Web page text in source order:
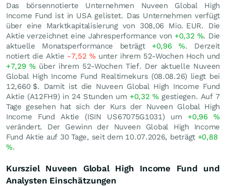
Das börsennotierte Unternehmen Nuveen Global High
Income Fund ist in USA gelistet. Das Unternehmen verfügt
über eine Marktkapitalisierung von 308,06 Mio. EUR. Die
Aktie verzeichnet eine Jahresperformance von +0,32 %. Die
aktuelle Monatsperformance beträgt +0,96%. Derzeit
notiert die Aktie -7,52 %unter ihrem 52-Wochen Hoch und
+7,29%über ihrem 52-Wochen Tief. Der aktuelle Nuveen
Global High Income Fund Realtimekurs (08.08.26) liegt bei
12,660 $. Damit ist die Nuveen Global High Income Fund
Aktie (A12FH9) in 24 Stunden um +0,32%gestiegen. Auf 7
Tage gesehen hat sich der Kurs der Nuveen Global High
Income Fund Aktie (ISIN US67075G1031) um +0,96%
verändert. Der Gewinn der Nuveen Global High Income
Fund Aktie auf 30 Tage, seit dem 10.07.2026, beträgt +0,88
%.
Kursziel Nuveen Global High Income Fund und
Analysten Einschätzungen